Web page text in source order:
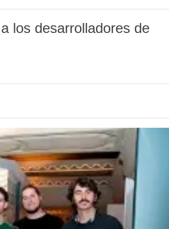
los desarrolladores de